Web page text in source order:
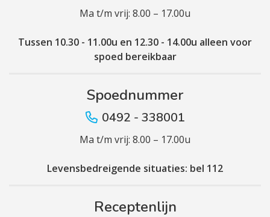
Ma t/m vrij: 8.00 – 17.00u
Tussen 10.30 - 11.00u en 12.30 - 14.00u alleen voor
spoed bereikbaar
Spoednummer
0492 - 338001
Ma t/m vrij: 8.00 – 17.00u
Levensbedreigende situaties: bel 112
Receptenlijn